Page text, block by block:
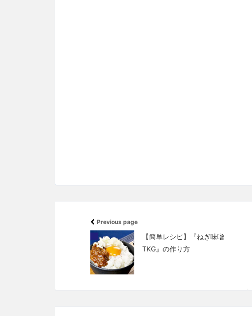
Previous page
【簡単レシピ】『ねぎ味噌
TKG』の作り方